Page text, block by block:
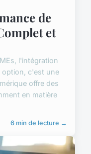
de
et
l'intégration
option, c'est une
offre des
en matière
6 min de lecture →